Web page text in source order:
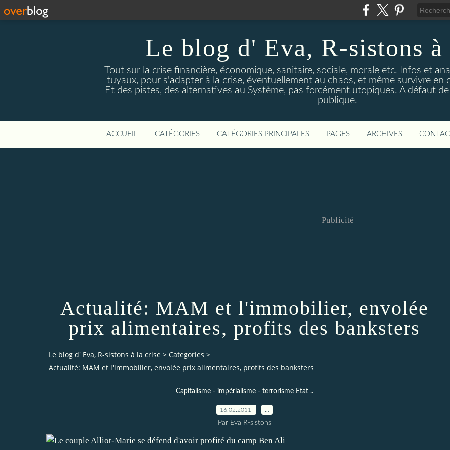
Le blog d' Eva, R-sistons à
Tout sur la crise financière, économique, sanitaire, sociale, morale etc. Infos et
tuyaux, pour s'adapter à la crise, éventuellement au chaos, et même survivre en
Et des pistes, des alternatives au Système, pas forcément utopiques. A défaut
publique.
ACCUEIL CATÉGORIES CATÉGORIES PRINCIPALES PAGES ARCHIVES
Publicité
Actualité: MAM et l'immobilier, envolée
prix alimentaires, profits des banksters
Le blog d' Eva, R-sistons à la crise > Categories >
Actualité: MAM et l'immobilier, envolée prix alimentaires, profits des banksters
Capitalisme - impérialisme - terrorisme Etat ..
16.02.2011
Par Eva R-sistons